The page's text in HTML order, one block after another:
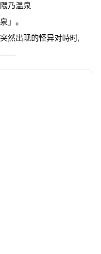
乃温泉
」。
然出现的怪异对峙时,
——